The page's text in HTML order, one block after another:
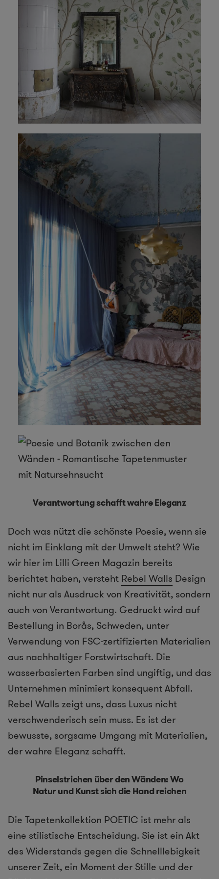
Verantwortung schafft wahre Eleganz
Doch was nützt die schönste Poesie, wenn sie
nicht im Einklang mit der Umwelt steht? Wie
wir hier im Lilli Green Magazin bereits
berichtet haben, versteht Rebel Walls Design
nicht nur als Ausdruck von Kreativität, sondern
auch von Verantwortung. Gedruckt wird auf
Bestellung in Borås, Schweden, unter
Verwendung von FSC-zertifizierten Materialien
aus nachhaltiger Forstwirtschaft. Die
wasserbasierten Farben sind ungiftig, und das
Unternehmen minimiert konsequent Abfall.
Rebel Walls zeigt uns, dass Luxus nicht
verschwenderisch sein muss. Es ist der
bewusste, sorgsame Umgang mit Materialien,
der wahre Eleganz schafft.
Pinselstrichen über den Wänden: Wo
Natur und Kunst sich die Hand reichen
Die Tapetenkollektion POETIC ist mehr als
eine stilistische Entscheidung. Sie ist ein Akt
des Widerstands gegen die Schnelllebigkeit
unserer Zeit, ein Moment der Stille und der